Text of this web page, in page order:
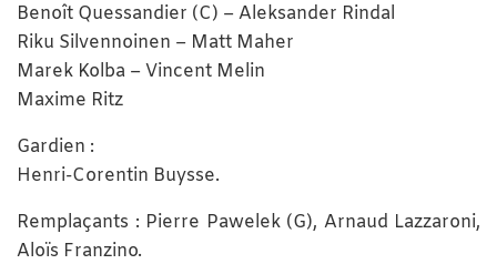
Benoît Quessandier (C) – Aleksander Rindal
Riku Silvennoinen – Matt Maher
Marek Kolba – Vincent Melin
Maxime Ritz
Gardien :
Henri-Corentin Buysse.
Remplaçants : Pierre Pawelek (G), Arnaud Lazzaroni,
Aloïs Franzino.